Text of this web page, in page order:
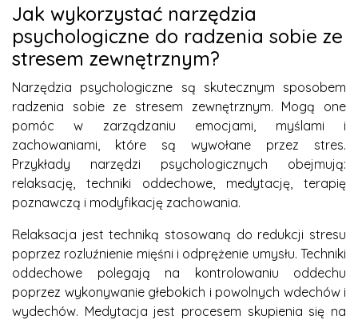
Jak wykorzystać narzędzia
psychologiczne do radzenia sobie ze
stresem zewnętrznym?
Narzędzia psychologiczne są skutecznym sposobem
radzenia sobie ze stresem zewnętrznym. Mogą one
pomóc w zarządzaniu emocjami, myślami i
zachowaniami, które są wywołane przez stres.
Przykłady narzędzi psychologicznych obejmują:
relaksację, techniki oddechowe, medytację, terapię
poznawczą i modyfikację zachowania.
Relaksacja jest techniką stosowaną do redukcji stresu
poprzez rozluźnienie mięśni i odprężenie umysłu. Techniki
oddechowe polegają na kontrolowaniu oddechu
poprzez wykonywanie głebokich i powolnych wdechów i
wydechów. Medytacja jest procesem skupienia się na